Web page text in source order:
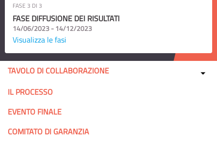
FASE 3 DI 3
FASE DIFFUSIONE DEI RISULTATI
14/06/2023 - 14/12/2023
Visualizza le fasi
TAVOLO DI COLLABORAZIONE
IL PROCESSO
EVENTO FINALE
COMITATO DI GARANZIA